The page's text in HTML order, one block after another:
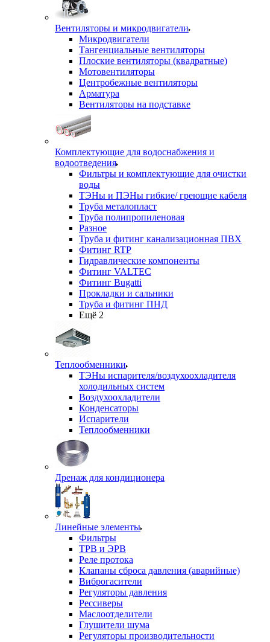
Вентиляторы и микродвигатели
Микродвигатели
Тангенциальные вентиляторы
Плоские вентиляторы (квадратные)
Мотовентиляторы
Центробежные вентиляторы
Арматура
Вентиляторы на подставке
Комплектующие для водоснабжения и
водоотведения
Фильтры и комплектующие для очистки
воды
ТЭНы и ПЭНы гибкие/ греющие кабеля
Труба металопласт
Труба полипропиленовая
Разное
Труба и фитинг канализационная ПВХ
Фитинг RTP
Гидравлические компоненты
Фитинг VALTEC
Фитинг Bugatti
Прокладки и сальники
Труба и фитинг ПНД
Ещё 2
Теплообменники
ТЭНы испарителя/воздухоохладителя
холодильных систем
Воздухоохладители
Конденсаторы
Испарители
Теплообменники
Дренаж для кондиционера
Линейные элементы
Фильтры
ТРВ и ЭРВ
Реле протока
Клапаны сброса давления (аварийные)
Виброгасители
Регуляторы давления
Рессиверы
Маслоотделители
Глушители шума
Регуляторы производительности